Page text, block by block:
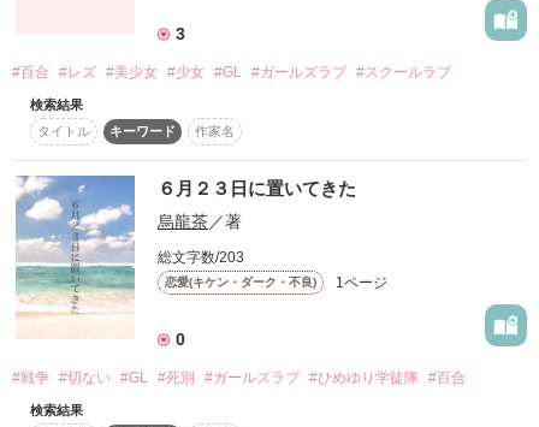
3
#百合 #レズ #美少女 #少女 #GL #ガールズラブ #スクールラブ
検索結果
タイトル
キーワード 作家名
６月２３日に置いてきた
烏龍茶／著
総文字数/203
恋愛(キケン・ダーク・不良) 1ページ
0
#戦争 #切ない #GL #死別 #ガールズラブ #ひめゆり学徒隊 #百合
検索結果